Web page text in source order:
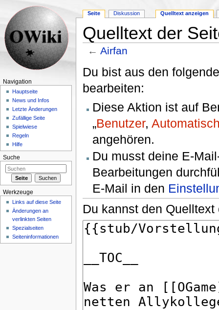
Quelltext der
←Airfan
Du bist aus den
bearbeiten:
Diese Aktion ist auf
„Benutzer,
angehören.
Du musst deine E-
Bearbeitungen
E-Mail in den
Du kannst den
Seite Diskussion Quelltext anzeigen
Navigation
Hauptseite
News und Infos
Letzte Änderungen
Zufällige Seite
Spielwiese
Regeln
Hilfe
Suche
Werkzeuge
Links auf diese Seite
Änderungen an
verlinkten Seiten
Spezialseiten
Seiteninformationen